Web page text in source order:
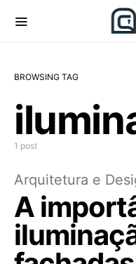
BROWSING TAG
1 post
Arquitetura e
A